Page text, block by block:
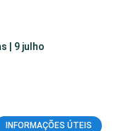
| 9 julho
INFORMAÇÕES ÚTEIS